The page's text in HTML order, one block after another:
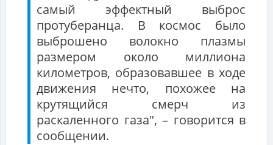
самый эффектный выброс
протуберанца. В космос было
выброшено волокно плазмы
размером около миллиона
километров, образовавшее в ходе
движения нечто, похожее на
крутящийся смерч из
раскаленного газа", – говорится в
сообщении.